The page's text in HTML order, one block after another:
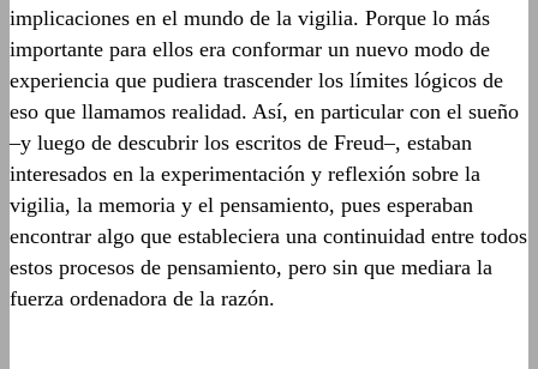
implicaciones en el mundo de la vigilia. Porque lo más
importante para ellos era conformar un nuevo modo de
experiencia que pudiera trascender los límites lógicos de
eso que llamamos realidad. Así, en particular con el sueño
–y luego de descubrir los escritos de Freud–, estaban
interesados en la experimentación y reflexión sobre la
vigilia, la memoria y el pensamiento, pues esperaban
encontrar algo que estableciera una continuidad entre todos
estos procesos de pensamiento, pero sin que mediara la
fuerza ordenadora de la razón.